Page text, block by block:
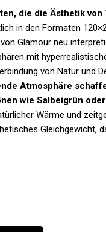
, die die Ästhetikvon
in den Formaten
Glamour neu
mit
von Natur und
Atmosphäre
wie Salbeigrün oder
Wärme und
Gleichgewicht,